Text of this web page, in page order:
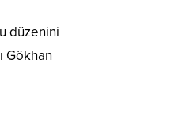
düzenini
Gökhan